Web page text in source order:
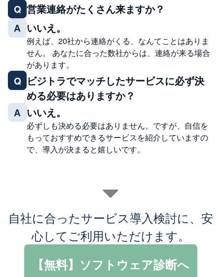
Q 営業連絡がたくさん来ますか？
A いいえ。
例えば、20社から連絡がくる、なんてことはありま
せん。 あなたに合った数社からは、連絡が来る場合
があります。
Q ビジトラでマッチしたサービスに必ず決
める必要はありますか？
A いいえ。
必ずしも決める必要はありません。ですが、自信を
もっておすすめできるサービスを紹介していますの
で、導入が決まると嬉しいです。
自社に合ったサービス導入検討に、安
心してご利用いただけます。
【無料】ソフトウェア診断へ